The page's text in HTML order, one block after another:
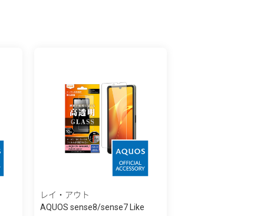
レイ・アウト
AQUOS sense8/sense7 Like